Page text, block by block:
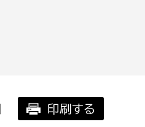
印刷する